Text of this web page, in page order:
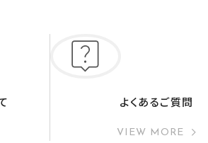
よくあるご質問
VIEW MORE